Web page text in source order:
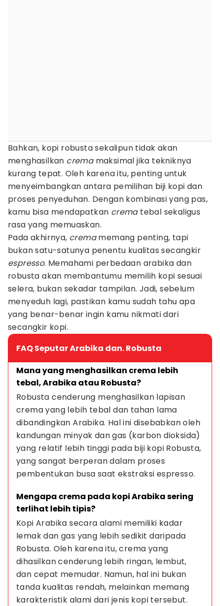
Bahkan, kopi robusta sekalipun tidak akan
menghasilkan crema maksimal jika tekniknya
kurang tepat. Oleh karena itu, penting untuk
menyeimbangkan antara pemilihan biji kopi dan
proses penyeduhan. Dengan kombinasi yang pas,
kamu bisa mendapatkan crematebal sekaligus
rasa yang memuaskan.
Pada akhirnya, cremamemang penting, tapi
bukan satu-satunya penentu kualitas secangkir
espresso. Memahami perbedaan arabika dan
robusta akan membantumu memilih kopi sesuai
selera, bukan sekadar tampilan. Jadi, sebelum
menyeduh lagi, pastikan kamu sudah tahu apa
yang benar-benar ingin kamu nikmati dari
secangkir kopi.
FAQ Seputar Arabika dan. Robusta
Mana yang menghasilkan crema lebih
tebal, Arabika atau Robusta?
Robusta cenderung menghasilkan lapisan
crema yang lebih tebal dan tahan lama
dibandingkan Arabika. Hal ini disebabkan oleh
kandungan minyak dan gas (karbon dioksida)
yang relatif lebih tinggi pada biji kopi Robusta,
yang sangat berperan dalam proses
pembentukan busa saat ekstraksi espresso.
Mengapa crema pada kopi Arabika sering
terlihat lebih tipis?
Kopi Arabika secara alami memiliki kadar
lemak dan gas yang lebih sedikit daripada
Robusta. Oleh karena itu, crema yang
dihasilkan cenderung lebih ringan, lembut,
dan cepat memudar. Namun, hal ini bukan
tanda kualitas rendah, melainkan memang
karakteristik alami dari jenis kopi tersebut.